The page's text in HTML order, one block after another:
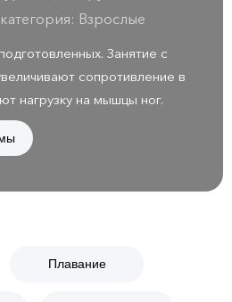
Взрослые
Занятие с
сопротивление в
нагрузку на мышцы ног.
Плавание